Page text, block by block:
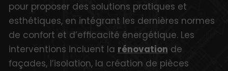
pour proposer des solutions pratiques et
esthétiques, en intégrant les dernières normes
de confort et d’efficacité énergétique. Les
interventions incluent la rénovation de
façades, l’isolation, la création de pièces